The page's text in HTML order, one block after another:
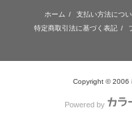
ホーム / 支払い方法につ
特定商取引法に基づく表記 /
Copyright © 2006
Powered by